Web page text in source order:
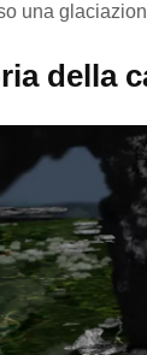
una
della